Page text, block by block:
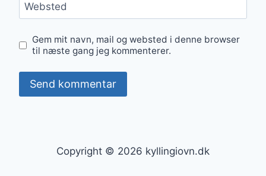
Websted
Gem mit navn, mail og websted i denne browser
til næste gang jeg kommenterer.
Copyright © 2026 kyllingiovn.dk